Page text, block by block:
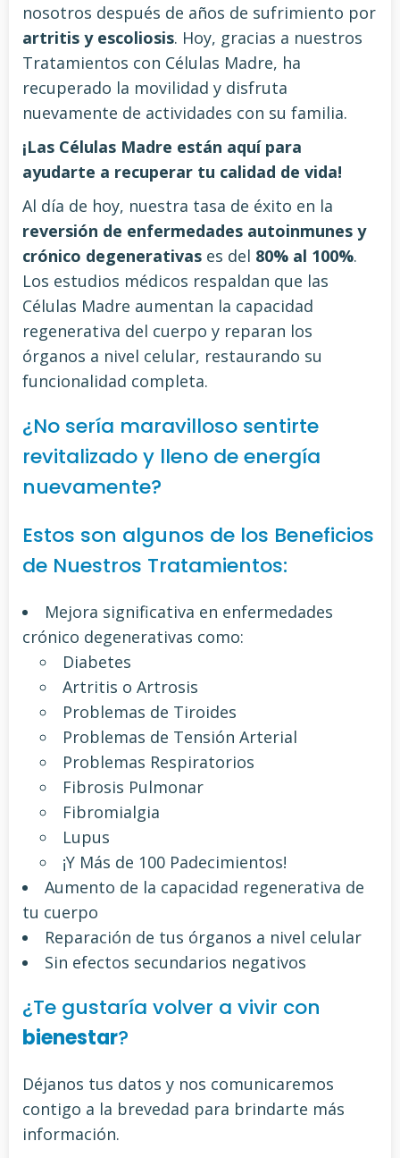
nosotros después de años de sufrimiento por
artritis y escoliosis. Hoy, gracias a nuestros
Tratamientos con Células Madre, ha
recuperado la movilidad y disfruta
nuevamente de actividades con su familia.
¡Las Células Madre están aquí para
ayudarte a recuperar tu calidad de vida!
Al día de hoy, nuestra tasa de éxito en la
reversión de enfermedades autoinmunes y
crónico degenerativas es del 80% al 100%.
Los estudios médicos respaldan que las
Células Madre aumentan la capacidad
regenerativa del cuerpo y reparan los
órganos a nivel celular, restaurando su
funcionalidad completa.
¿No sería maravilloso sentirte
revitalizado y lleno de energía
nuevamente?
Estos son algunos de los Beneficios
de Nuestros Tratamientos:
Mejora significativa en enfermedades
crónico degenerativas como:
Diabetes
Artritis o Artrosis
Problemas de Tiroides
Problemas de Tensión Arterial
Problemas Respiratorios
Fibrosis Pulmonar
Fibromialgia
Lupus
¡Y Más de 100 Padecimientos!
Aumento de la capacidad regenerativa de
tu cuerpo
Reparación de tus órganos a nivel celular
Sin efectos secundarios negativos
¿Te gustaría volver a vivir con
bienestar?
Déjanos tus datos y nos comunicaremos
contigo a la brevedad para brindarte más
información.